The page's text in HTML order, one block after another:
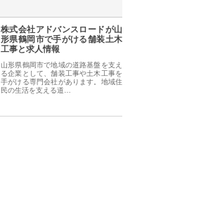
株式会社アドバンスロードが山
形県鶴岡市で手がける舗装土木
工事と求人情報
山形県鶴岡市で地域の道路基盤を支え
る企業として、舗装工事や土木工事を
手がける専門会社があります。地域住
民の生活を支える道…